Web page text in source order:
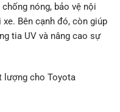
nóng, bảo vệ nội
Bên cạnh đó, còn giúp
tia UV và nâng cao sự
lượng cho Toyota